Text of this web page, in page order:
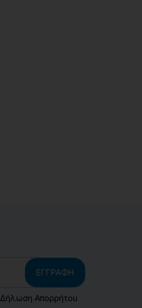
ΕΓΓΡΑΦΉ
Δήλωση Απορρήτου